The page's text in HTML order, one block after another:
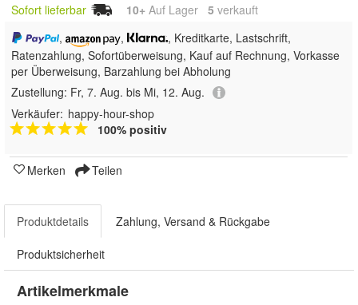
Sofort lieferbar 10+ Auf Lager 5 verkauft
,
,
, Kreditkarte, Lastschrift,
Ratenzahlung, Sofortüberweisung, Kauf auf Rechnung, Vorkasse
per Überweisung, Barzahlung bei Abholung
Zustellung: Fr, 7. Aug. bis Mi, 12. Aug.
Verkäufer: happy-hour-shop
100% positiv
Merken Teilen
Produktdetails Zahlung, Versand & Rückgabe
Produktsicherheit
Artikelmerkmale